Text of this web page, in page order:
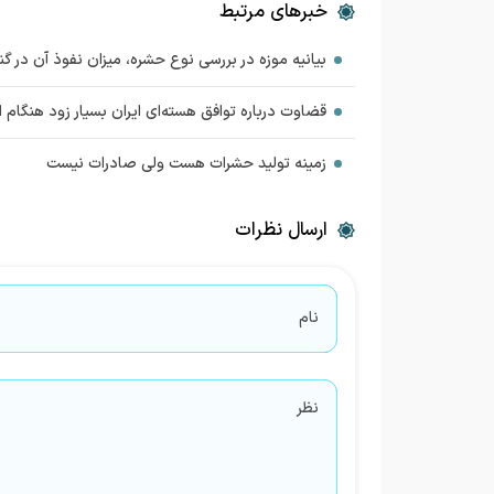
خبرهای مرتبط
بیانیه موزه در بررسی نوع حشره، میزان نفوذ آن در
قضاوت درباره توافق هسته‌ای ایران بسیار زود
زمینه تولید حشرات هست ولی صادرات نیست
ارسال نظرات